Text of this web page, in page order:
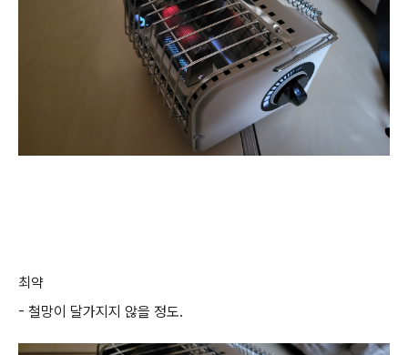
최약
- 철망이 달가지지 않을 정도.